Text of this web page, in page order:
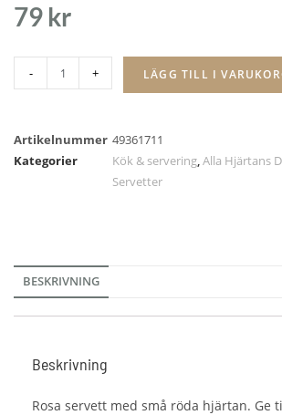
79 kr
- + LÄGG TILL I
Artikelnummer 49361711
Kategorier
Kök & servering,Alla Hjärtans
Servetter
BESKRIVNING
Beskrivning
Rosa servett med små röda hjärtan. Ge